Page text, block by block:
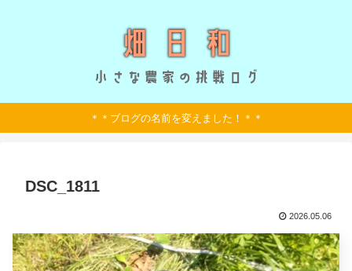
＊＊ブログの名前を変えました！＊＊
DSC_1811
2026.05.06